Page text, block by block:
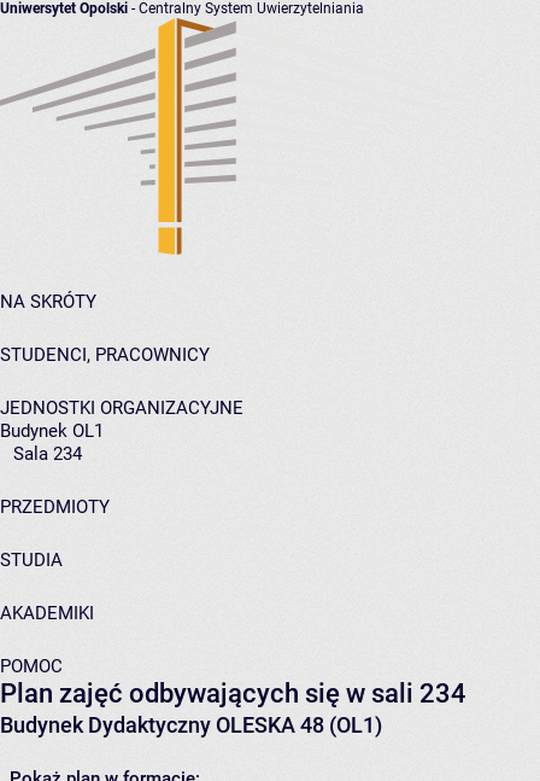
Uniwersytet Opolski - Centralny System Uwierzytelniania
NA SKRÓTY
STUDENCI, PRACOWNICY
JEDNOSTKI ORGANIZACYJNE
Budynek OL1
Sala 234
PRZEDMIOTY
STUDIA
AKADEMIKI
POMOC
Plan zajęć odbywających się w sali 234
Budynek Dydaktyczny OLESKA 48 (OL1)